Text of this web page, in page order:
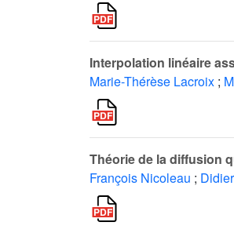
Interpolation linéaire
Marie-Thérèse Lacroix ;
Théorie de la diffusion
François Nicoleau ;